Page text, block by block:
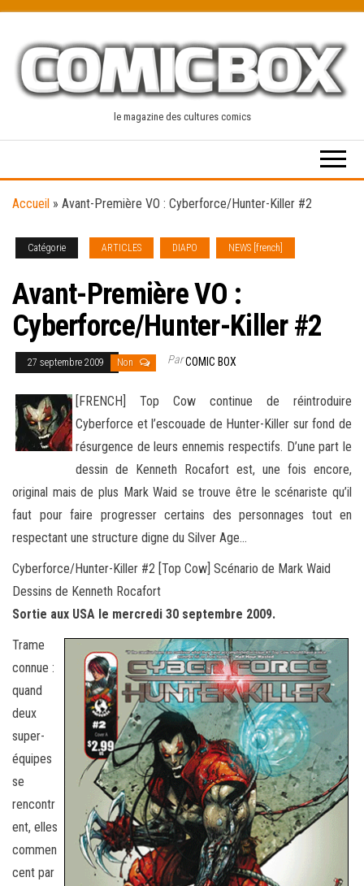
content
le magazine des cultures comics
Accueil » Avant-Première VO : Cyberforce/Hunter-Killer #2
Catégorie ARTICLES DIAPO NEWS [french]
Avant-Première VO :
Cyberforce/Hunter-Killer #2
27 septembre 2009 Non ParCOMIC BOX
[FRENCH] Top Cow continue de réintroduire
Cyberforce et l’escouade de Hunter-Killer sur fond de
résurgence de leurs ennemis respectifs. D’une part le
dessin de Kenneth Rocafort est, une fois encore,
original mais de plus Mark Waid se trouve être le scénariste qu’il
faut pour faire progresser certains des personnages tout en
respectant une structure digne du Silver Age…
Cyberforce/Hunter-Killer #2 [Top Cow] Scénario de Mark Waid
Dessins de Kenneth Rocafort
Sortie aux USA le mercredi 30 septembre 2009.
Trame
connue :
quand
deux
super-
équipes
se
rencontr
ent, elles
commen
cent par